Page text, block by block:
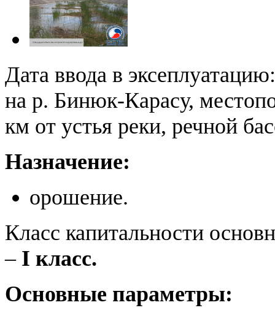
Дата ввода в
на р. Бинюк-Карасу,
км от устья реки, речной
Назначение:
орошение.
Класс капитальности
– I класс.
Основные параметры: